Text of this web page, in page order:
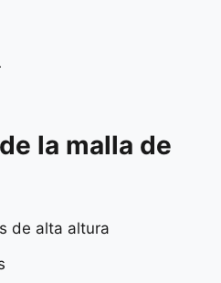
la malla de
de alta altura